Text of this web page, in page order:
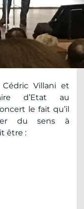
Cédric Villani et
d’Etat au
le fait qu’il
du sens à
être :